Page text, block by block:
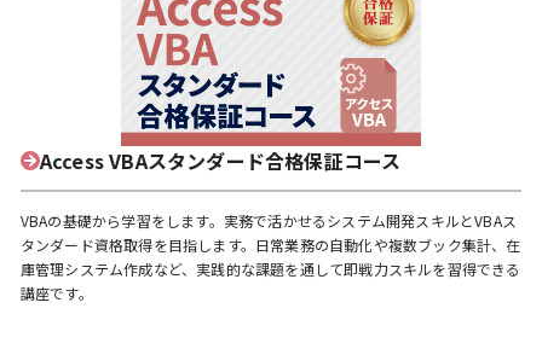
Access VBAスタンダード合格保証コース
VBAの基礎から学習をします。実務で活かせるシステム開発スキルとVBAス
タンダード資格取得を目指します。日常業務の自動化や複数ブック集計、在
庫管理システム作成など、実践的な課題を通して即戦力スキルを習得できる
講座です。